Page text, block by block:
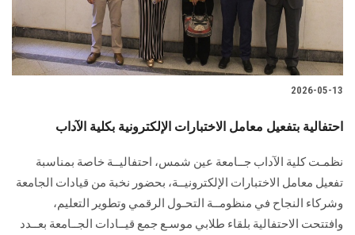
2026-05-13
احتفالية بتفعيل معامل الاختبارات الإلكترونية بكلية الآداب
نظمـت كلية الآداب جــامعة عين شمس، احتفاليــة خاصة بمناسبة
تفعيل معامل الاختبارات الإلكترونيــة، بحضور نخبة من قيادات الجامعة
وشركاء النجاح في منظومــة التحـول الرقمي وتطوير التعليم،
وافتتحت الاحتفالية بلقاء طلابي موسـع جمع قيــادات الجــامعة بعــدد